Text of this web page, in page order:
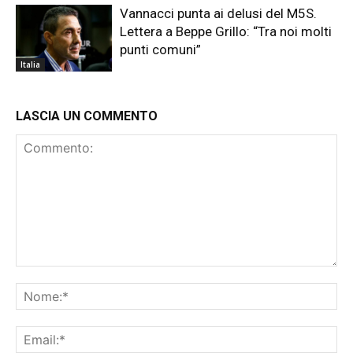
Italia
Vannacci punta ai delusi del M5S.
Lettera a Beppe Grillo: “Tra noi molti
punti comuni”
LASCIA UN COMMENTO